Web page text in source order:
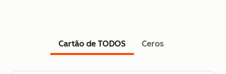
Cartão de TODOS Ceros